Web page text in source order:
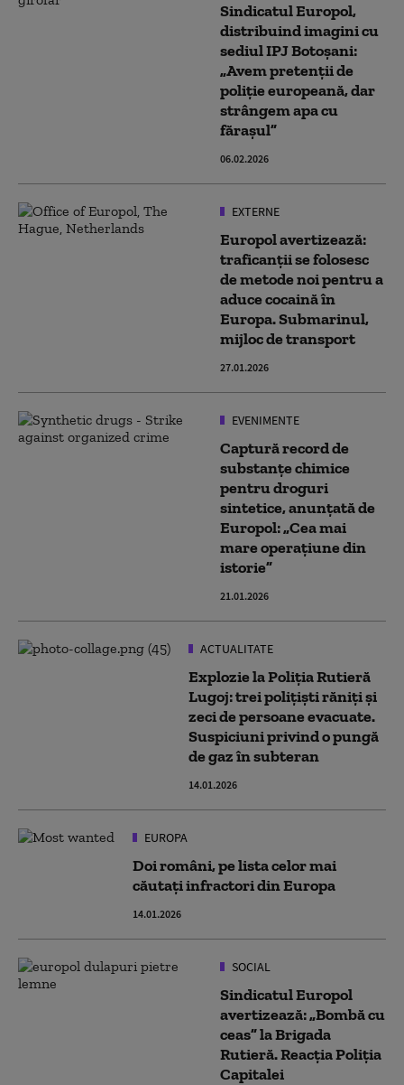
Sindicatul Europol,
distribuind imagini cu
sediul IPJ Botoşani:
„Avem pretenţii de
poliţie europeană, dar
strângem apa cu
făraşul”
06.02.2026
EXTERNE
Europol avertizează:
traficanții se folosesc
de metode noi pentru a
aduce cocaină în
Europa. Submarinul,
mijloc de transport
27.01.2026
EVENIMENTE
Captură record de
substanțe chimice
pentru droguri
sintetice, anunțată de
Europol: „Cea mai
mare operațiune din
istorie”
21.01.2026
ACTUALITATE
Explozie la Poliția Rutieră
Lugoj: trei polițiști răniți și
zeci de persoane evacuate.
Suspiciuni privind o pungă
de gaz în subteran
14.01.2026
EUROPA
Doi români, pe lista celor mai
căutați infractori din Europa
14.01.2026
SOCIAL
Sindicatul Europol
avertizează: „Bombă cu
ceas” la Brigada
Rutieră. Reacția Poliția
Capitalei